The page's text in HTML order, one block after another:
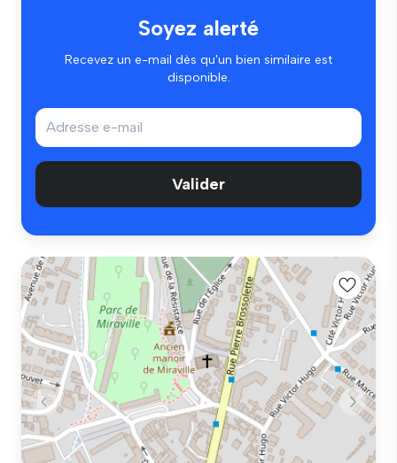
Soyez alerté
Recevez un e-mail dès qu'un bien similaire est
disponible.
Valider